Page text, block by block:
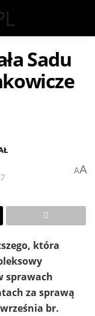
Sadu
AA
która
sprawach
za sprawą
br.